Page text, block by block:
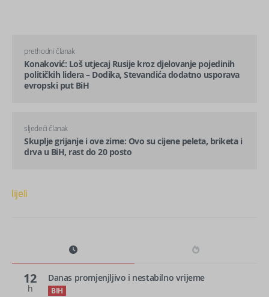
prethodni članak
Konaković: Loš utjecaj Rusije kroz djelovanje pojedinih
političkih lidera – Dodika, Stevandića dodatno usporava
evropski put BiH
sljedeći članak
Skuplje grijanje i ove zime: Ovo su cijene peleta, briketa i
drva u BiH, rast do 20 posto
12
h
Danas promjenjljivo i nestabilno vrijeme
BIH